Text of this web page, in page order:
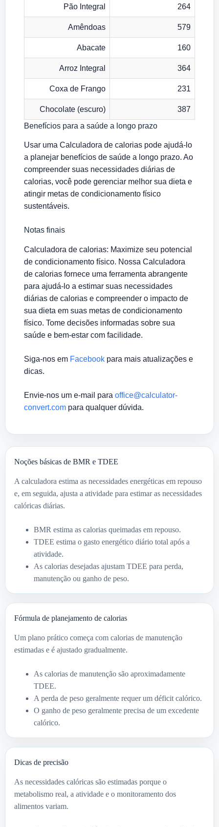
Pão Integral 264
Amêndoas 579
Abacate 160
Arroz Integral 364
Coxa de Frango 231
Chocolate (escuro)
387
Benefícios para a saúde a longo prazo
Usar uma Calculadora de calorias pode ajudá-lo
a planejar benefícios de saúde a longo prazo. Ao
compreender suas necessidades diárias de
calorias, você pode gerenciar melhor sua dieta e
atingir metas de condicionamento físico
sustentáveis.
Notas finais
Calculadora de calorias: Maximize seu potencial
de condicionamento físico. Nossa Calculadora
de calorias fornece uma ferramenta abrangente
para ajudá-lo a estimar suas necessidades
diárias de calorias e compreender o impacto de
sua dieta em suas metas de condicionamento
físico. Tome decisões informadas sobre sua
saúde e bem-estar com facilidade.
Siga-nos em Facebook para mais atualizações e
dicas.
Envie-nos um e-mail para office@calculator-
convert.com para qualquer dúvida.
Noções básicas de BMR e TDEE
A calculadora estima as necessidades energéticas em repouso
e, em seguida, ajusta a atividade para estimar as necessidades
calóricas diárias.
BMR estima as calorias queimadas em repouso.
TDEE estima o gasto energético diário total após a
atividade.
As calorias desejadas ajustam TDEE para perda,
manutenção ou ganho de peso.
Fórmula de planejamento de calorias
Um plano prático começa com calorias de manutenção
estimadas e é ajustado gradualmente.
As calorias de manutenção são aproximadamente
TDEE.
A perda de peso geralmente requer um déficit calórico.
O ganho de peso geralmente precisa de um excedente
calórico.
Dicas de precisão
As necessidades calóricas são estimadas porque o
metabolismo real, a atividade e o monitoramento dos
alimentos variam.